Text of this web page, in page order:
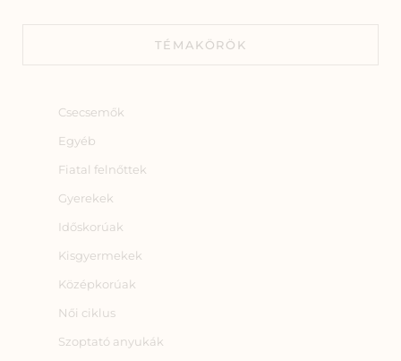
TÉMAKÖRÖK
Csecsemők
Egyéb
Fiatal felnőttek
Gyerekek
Időskorúak
Kisgyermekek
Középkorúak
Női ciklus
Szoptató anyukák